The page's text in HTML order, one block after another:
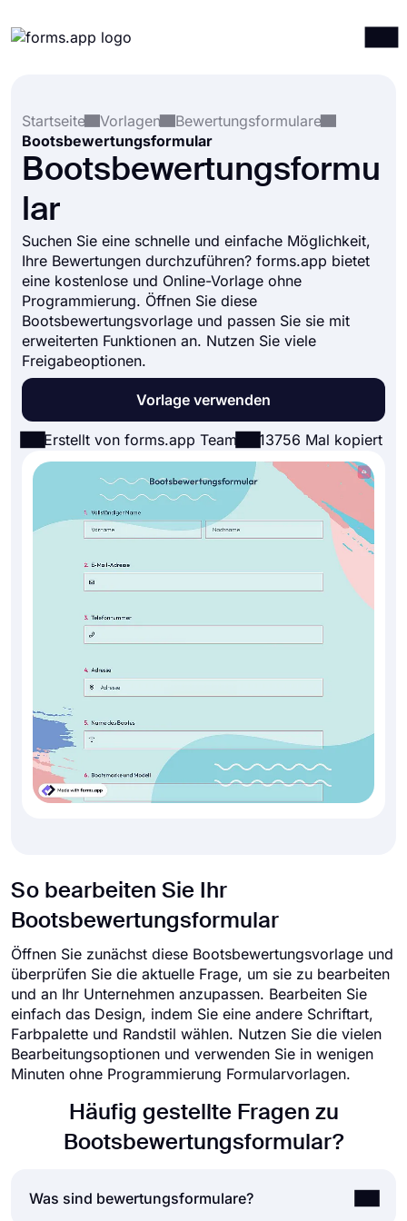
Integrationen
Vorlagen
Startseite
Vorlagen
Bewertungsformulare
Bootsbewertungsformular
Bootsbewertungsformu
lar
Suchen Sie eine schnelle und einfache Möglichkeit,
Ihre Bewertungen durchzuführen? forms.app bietet
eine kostenlose und Online-Vorlage ohne
Programmierung. Öffnen Sie diese
Bootsbewertungsvorlage und passen Sie sie mit
erweiterten Funktionen an. Nutzen Sie viele
Freigabeoptionen.
Vorlage verwenden
Erstellt von forms.app Team 13756 Mal kopiert
So bearbeiten Sie Ihr
Bootsbewertungsformular
Öffnen Sie zunächst diese Bootsbewertungsvorlage und
überprüfen Sie die aktuelle Frage, um sie zu bearbeiten
und an Ihr Unternehmen anzupassen. Bearbeiten Sie
einfach das Design, indem Sie eine andere Schriftart,
Farbpalette und Randstil wählen. Nutzen Sie die vielen
Bearbeitungsoptionen und verwenden Sie in wenigen
Minuten ohne Programmierung Formularvorlagen.
Häufig gestellte Fragen zu
Bootsbewertungsformular?
Was sind bewertungsformulare?